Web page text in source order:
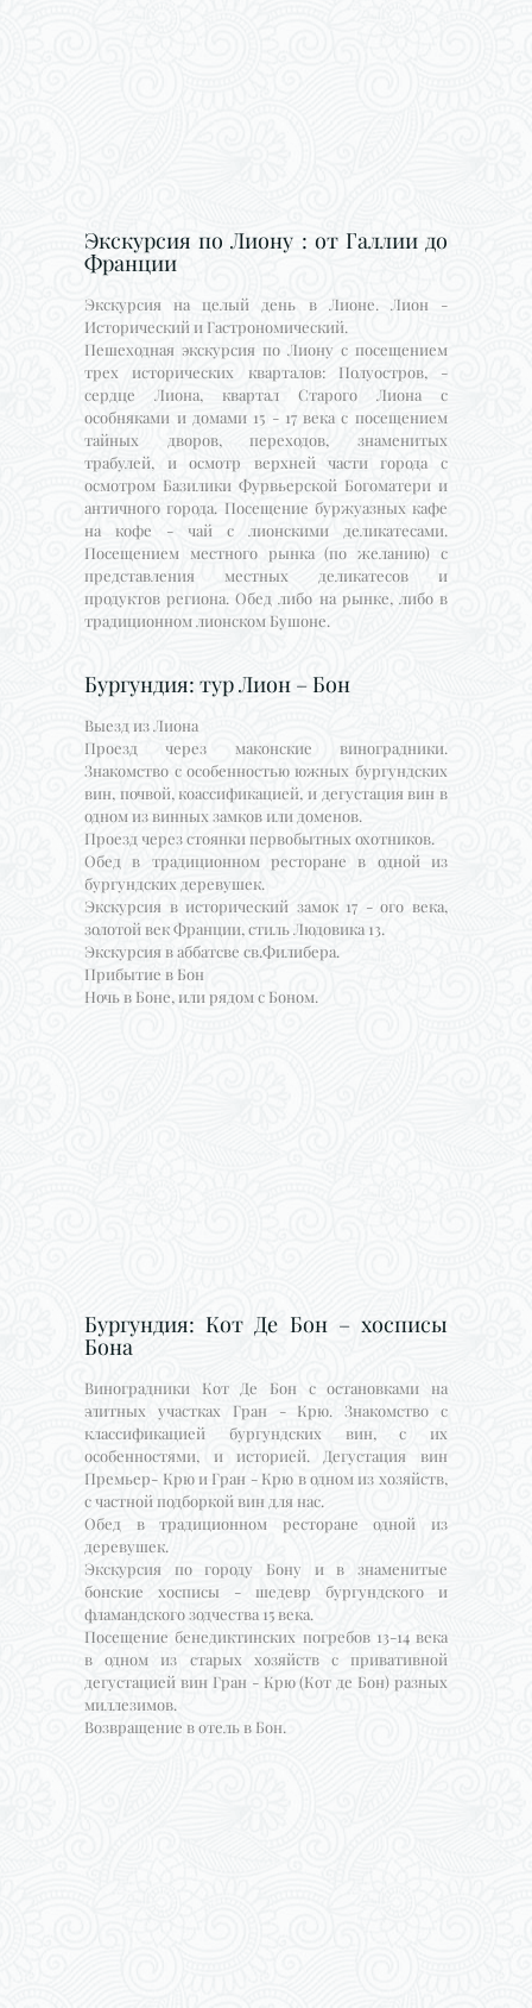
Экскурсия по Лиону : от Галлии до
Франции
Экскурсия на целый день в Лионе. Лион -
Исторический и Гастрономический.
Пешеходная экскурсия по Лиону с посещением
трех исторических кварталов: Полуостров, -
сердце Лиона, квартал Старого Лиона с
особняками и домами 15 - 17 века с посещением
тайных дворов, переходов, знаменитых
трабулей, и осмотр верхней части города с
осмотром Базилики Фурвьерской Богоматери и
античного города. Посещение буржуазных кафе
на кофе - чай с лионскими деликатесами.
Посещением местного рынка (по желанию) с
представления местных деликатесов и
продуктов региона. Обед либо на рынке, либо в
традиционном лионском Бушоне.
Бургундия: тур Лион – Бон
Выезд из Лиона
Проезд через маконские виноградники.
Знакомство с особенностью южных бургундских
вин, почвой, коассификацией, и дегустация вин в
одном из винных замков или доменов.
Проезд через стоянки первобытных охотников.
Обед в традиционном ресторане в одной из
бургундских деревушек.
Экскурсия в исторический замок 17 - ого века,
золотой век Франции, стиль Людовика 13.
Экскурсия в аббатсве св.Филибера.
Прибытие в Бон
Ночь в Боне, или рядом с Боном.
Бургундия: Кот Де Бон – хосписы
Бона
Виноградники Кот Де Бон с остановками на
элитных участках Гран - Крю. Знакомство с
классификацией бургундских вин, с их
особенностями, и историей. Дегустация вин
Премьер- Крю и Гран - Крю в одном из хозяйств,
с частной подборкой вин для нас.
Обед в традиционном ресторане одной из
деревушек.
Экскурсия по городу Бону и в знаменитые
бонские хосписы - шедевр бургундского и
фламандского зодчества 15 века.
Посещение бенедиктинских погребов 13-14 века
в одном из старых хозяйств с привативной
дегустацией вин Гран - Крю (Кот де Бон) разных
миллезимов.
Возвращение в отель в Бон.